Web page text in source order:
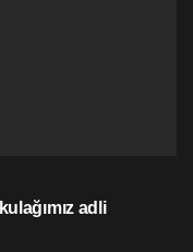
adli